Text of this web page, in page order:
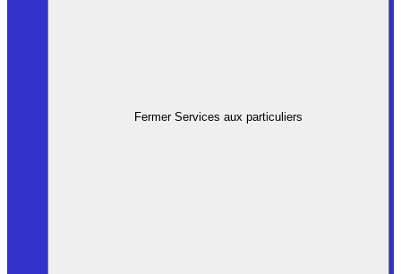
Fermer Services aux particuliers